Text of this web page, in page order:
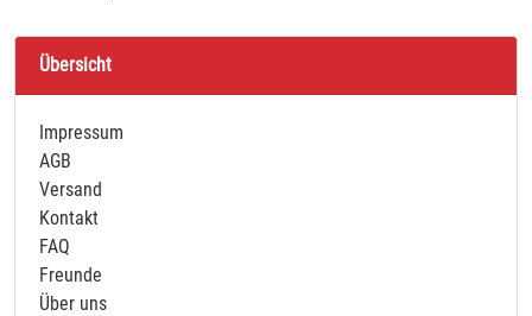
Übersicht
Impressum
AGB
Versand
Kontakt
FAQ
Freunde
Über uns